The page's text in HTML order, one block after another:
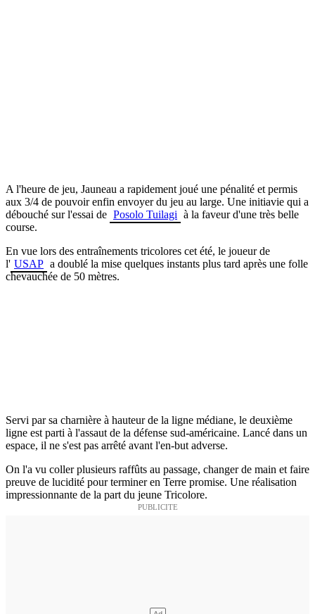
A l'heure de jeu, Jauneau a rapidement joué une pénalité et permis
aux 3/4 de pouvoir enfin envoyer du jeu au large. Une initiavie qui a
débouché sur l'essai de Posolo Tuilagi à la faveur d'une très belle
course.
En vue lors des entraînements tricolores cet été, le joueur de
l' USAP a doublé la mise quelques instants plus tard après une folle
chevauchée de 50 mètres.
Servi par sa charnière à hauteur de la ligne médiane, le deuxième
ligne est parti à l'assaut de la défense sud-américaine. Lancé dans un
espace, il ne s'est pas arrêté avant l'en-but adverse.
On l'a vu coller plusieurs raffûts au passage, changer de main et faire
preuve de lucidité pour terminer en Terre promise. Une réalisation
impressionnante de la part du jeune Tricolore.